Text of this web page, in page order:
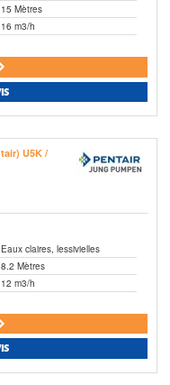
15 Mètres
16 m3/h
Eaux claires, lessivielles
8.2 Mètres
12 m3/h